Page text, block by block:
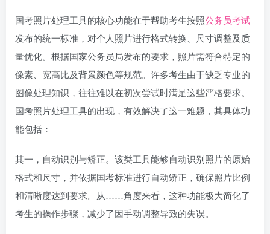
国考照片处理工具的核心功能在于帮助考生按照公务员考试
发布的统一标准，对个人照片进行格式转换、尺寸调整及质
量优化。根据国家公务员局发布的要求，照片需符合特定的
像素、宽高比及背景颜色等规范。许多考生由于缺乏专业的
图像处理知识，往往难以在初次尝试时满足这些严格要求。
国考照片处理工具的出现，有效解决了这一难题，其具体功
能包括：
其一，自动识别与矫正。该类工具能够自动识别照片的原始
格式和尺寸，并依据国考标准进行自动矫正，确保照片比例
和清晰度达到要求。从……角度来看，这种功能极大简化了
考生的操作步骤，减少了因手动调整导致的失误。